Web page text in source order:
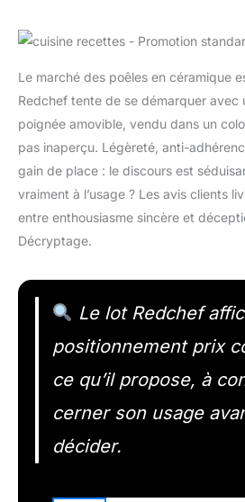
Le marché des poêles en céramique
Redchef tente de se démarquer avec
poignée amovible, vendu dans un
pas inaperçu. Légèreté, anti-
gain de place : le discours est
vraiment à l’usage ? Les avis clients
entre enthousiasme sincère et
Décryptage.
Le lot Redchef
positionnement prix
ce qu’il propose, à
cerner son usage
décider.